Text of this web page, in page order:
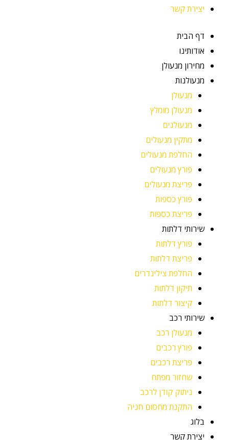
יצירת קשר
דף הבית
אודותינו
מחירון מנעולן
מנעולנות
מנעולן
מנעולן מומלץ
מנעולנים
מתקין מנעולים
החלפת מנעולים
פורץ מנעולים
פריצת מנעולים
פורץ כספות
פריצת כספות
שירותי דלתות
פורץ דלתות
פריצת דלתות
החלפת צילינדרים
תיקון דלתות
קיצור דלתות
שירותי רכב
מנעולן רכב
פורץ רכבים
פריצת רכבים
שחזור מפתח
ניתוק קודן לרכב
התקנת מחסום חניה
בלוג
יצירת קשר